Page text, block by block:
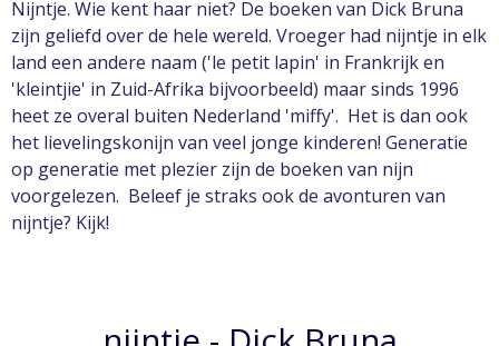
Nijntje. Wie kent haar niet? De boeken van Dick Bruna
zijn geliefd over de hele wereld. Vroeger had nijntje in elk
land een andere naam ('le petit lapin' in Frankrijk en
'kleintjie' in Zuid-Afrika bijvoorbeeld) maar sinds 1996
heet ze overal buiten Nederland 'miffy'. Het is dan ook
het lievelingskonijn van veel jonge kinderen! Generatie
op generatie met plezier zijn de boeken van nijn
voorgelezen. Beleef je straks ook de avonturen van
nijntje? Kijk!